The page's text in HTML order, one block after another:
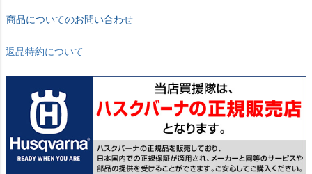
商品についてのお問い合わせ
返品特約について